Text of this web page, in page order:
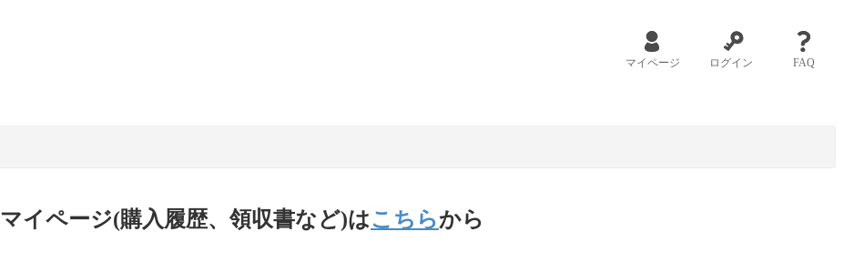
マイページ ログイン FAQ
マイページ(購入履歴、領収書など)はこちらから